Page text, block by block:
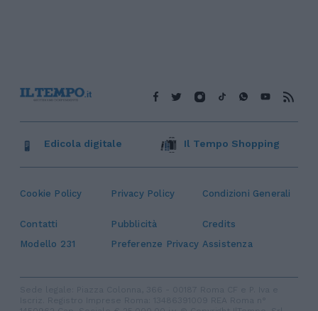
Cookie Policy Privacy Policy Condizioni Generali
Contatti Pubblicità
Credits
Modello 231
Preferenze Privacy Assistenza
Edicola digitale Il Tempo Shopping